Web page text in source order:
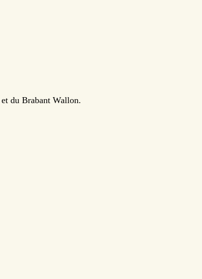
du Brabant Wallon.